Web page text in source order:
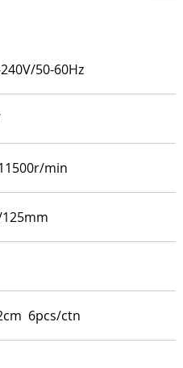
50-60Hz
min
6pcs/ctn